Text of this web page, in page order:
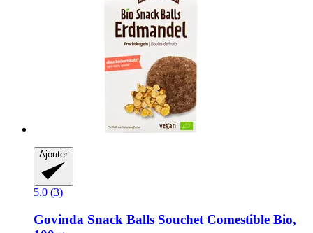
Ajouter
5.0 (3)
Govinda Snack Balls Souchet Comestible Bio,